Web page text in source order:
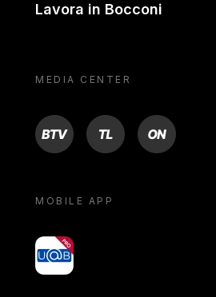
Lavora in Bocconi
MEDIA CENTER
BTV TL ON
MOBILE APP
yoU@B